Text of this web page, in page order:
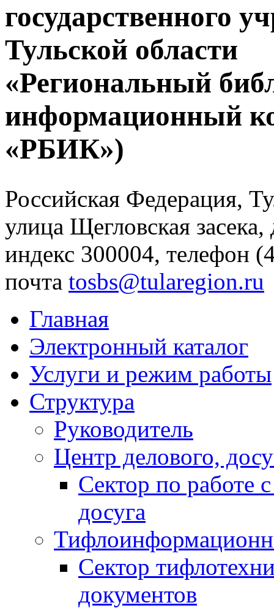
государственного
Тульской области
«Региональный
информационный
«РБИК»)
Российская Федерация,
улица Щегловская
индекс 300004, телефон
почта tosbs@tularegion.ru
Главная
Электронный каталог
Услуги и режим работы
Структура
Руководитель
Центр делового,
Сектор по работе
досуга
Сектор
документов